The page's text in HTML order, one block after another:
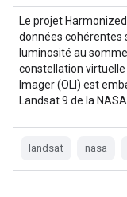
Le projet
données cohérentes
luminosité au
constellation
Imager (OLI) est
Landsat 9 de la
landsat nasa